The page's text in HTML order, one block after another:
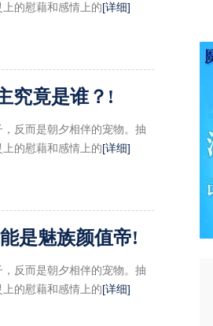
的慰藉和感情上的[详细]
究竟是谁？!
反而是朝夕相伴的宠物。抽
的慰藉和感情上的[详细]
是魅族颜值帝!
反而是朝夕相伴的宠物。抽
的慰藉和感情上的[详细]